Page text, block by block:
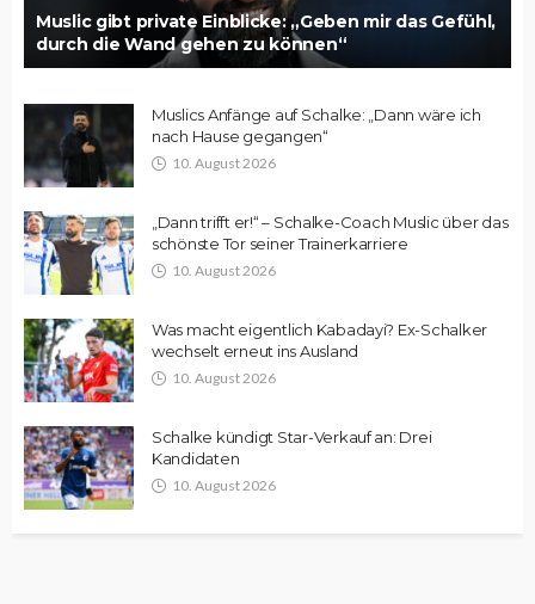
Muslic gibt private Einblicke: „Geben mir das Gefühl,
durch die Wand gehen zu können“
Muslics Anfänge auf Schalke: „Dann wäre ich
nach Hause gegangen“
10. August 2026
„Dann trifft er!“ – Schalke-Coach Muslic über das
schönste Tor seiner Trainerkarriere
10. August 2026
Was macht eigentlich Kabadayi? Ex-Schalker
wechselt erneut ins Ausland
10. August 2026
Schalke kündigt Star-Verkauf an: Drei
Kandidaten
10. August 2026